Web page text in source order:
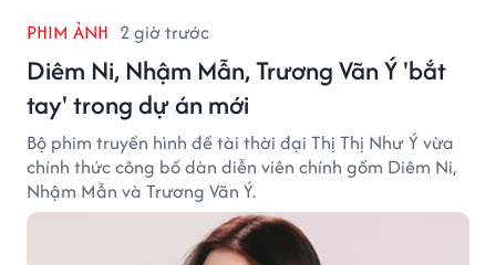
PHIM ẢNH 2 giờ trước
Diêm Ni, Nhậm Mẫn, Trương Vãn Ý 'bắt
tay' trong dự án mới
Bộ phim truyền hình đề tài thời đại Thị Thị Như Ý vừa
chính thức công bố dàn diễn viên chính gồm Diêm Ni,
Nhậm Mẫn và Trương Vãn Ý.